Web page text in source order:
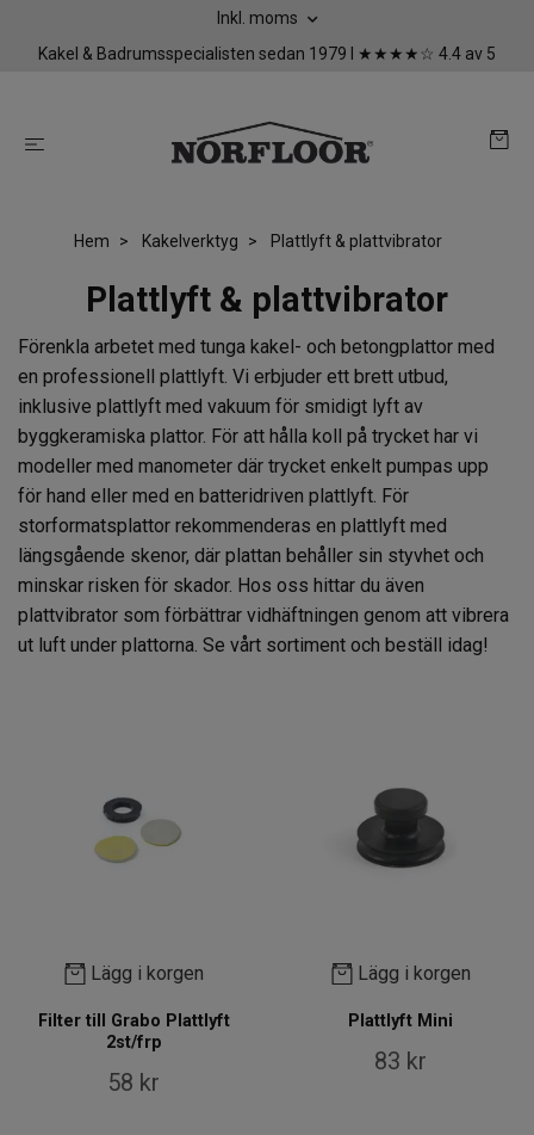
Inkl. moms
Kakel & Badrumsspecialisten sedan 1979 I ★★★★☆ 4.4 av 5
Hem Kakelverktyg Plattlyft & plattvibrator
Plattlyft & plattvibrator
Förenkla arbetet med tunga kakel- och betongplattor med
en professionell plattlyft. Vi erbjuder ett brett utbud,
inklusive plattlyft med vakuum för smidigt lyft av
byggkeramiska plattor. För att hålla koll på trycket har vi
modeller med manometer där trycket enkelt pumpas upp
för hand eller med en batteridriven plattlyft. För
storformatsplattor rekommenderas en plattlyft med
längsgående skenor, där plattan behåller sin styvhet och
minskar risken för skador. Hos oss hittar du även
plattvibrator som förbättrar vidhäftningen genom att vibrera
ut luft under plattorna. Se vårt sortiment och beställ idag!
Lägg i korgen
Filter till Grabo Plattlyft
2st/frp
58 kr
Lägg i korgen
Plattlyft Mini
83 kr